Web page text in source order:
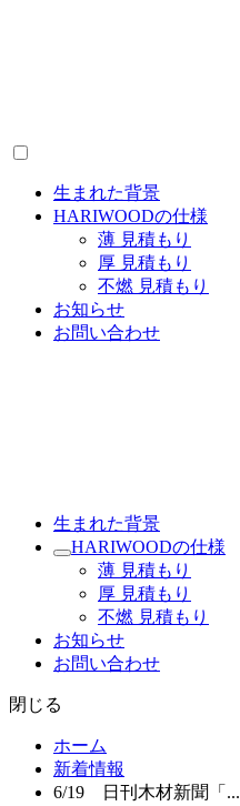
生まれた背景
HARIWOODの仕様
薄 見積もり
厚 見積もり
不燃 見積もり
お知らせ
お問い合わせ
生まれた背景
HARIWOODの仕様
薄 見積もり
厚 見積もり
不燃 見積もり
お知らせ
お問い合わせ
閉じる
ホーム
新着情報
6/19 日刊木材新聞「...